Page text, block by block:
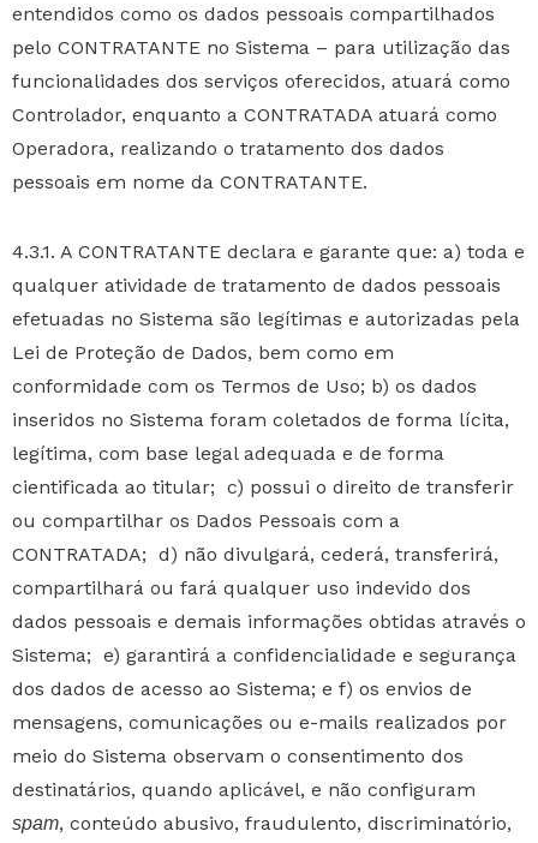
entendidos como os dados pessoais compartilhados
pelo CONTRATANTE no Sistema – para utilização das
funcionalidades dos serviços oferecidos, atuará como
Controlador, enquanto a CONTRATADA atuará como
Operadora, realizando o tratamento dos dados
pessoais em nome da CONTRATANTE.
4.3.1. A CONTRATANTE declara e garante que: a) toda e
qualquer atividade de tratamento de dados pessoais
efetuadas no Sistema são legítimas e autorizadas pela
Lei de Proteção de Dados, bem como em
conformidade com os Termos de Uso; b) os dados
inseridos no Sistema foram coletados de forma lícita,
legítima, com base legal adequada e de forma
cientificada ao titular; c) possui o direito de transferir
ou compartilhar os Dados Pessoais com a
CONTRATADA; d) não divulgará, cederá, transferirá,
compartilhará ou fará qualquer uso indevido dos
dados pessoais e demais informações obtidas através o
Sistema; e) garantirá a confidencialidade e segurança
dos dados de acesso ao Sistema; e f) os envios de
mensagens, comunicações ou e-mails realizados por
meio do Sistema observam o consentimento dos
destinatários, quando aplicável, e não configuram
spam, conteúdo abusivo, fraudulento, discriminatório,